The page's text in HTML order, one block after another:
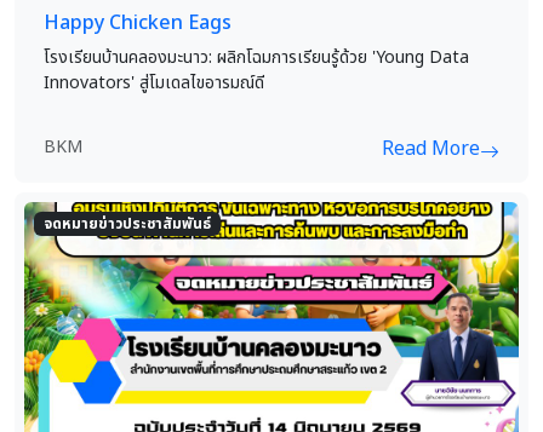
Happy Chicken Eags
โรงเรียนบ้านคลองมะนาว: ผลิกโฉมการเรียนรู้ด้วย 'Young Data
Innovators' สู่โมเดลไขอารมณ์ดี
BKM Read More
จดหมายข่าวประชาสัมพันธ์